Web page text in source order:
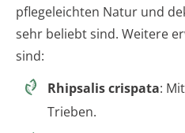
pflegeleichten Natur und
sehr beliebt sind. Weitere
sind:
Rhipsalis crispata:
Trieben.